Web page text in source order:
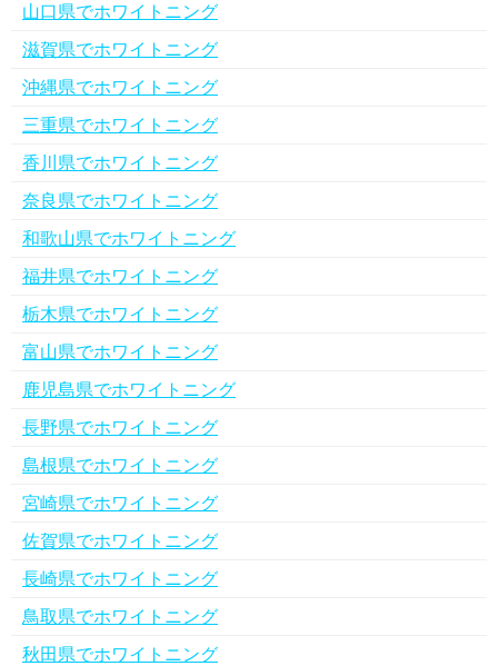
山口県でホワイトニング
滋賀県でホワイトニング
沖縄県でホワイトニング
三重県でホワイトニング
香川県でホワイトニング
奈良県でホワイトニング
和歌山県でホワイトニング
福井県でホワイトニング
栃木県でホワイトニング
富山県でホワイトニング
鹿児島県でホワイトニング
長野県でホワイトニング
島根県でホワイトニング
宮崎県でホワイトニング
佐賀県でホワイトニング
長崎県でホワイトニング
鳥取県でホワイトニング
秋田県でホワイトニング